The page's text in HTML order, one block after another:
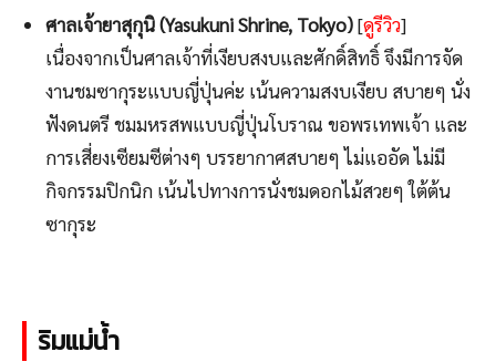
ศาลเจ้ายาสุกุนิ (Yasukuni Shrine, Tokyo)[ดูรีวิว]
เนื่องจากเป็นศาลเจ้าที่เงียบสงบและศักดิ์สิทธิ์ จึงมีการจัด
งานชมซากุระแบบญี่ปุ่นค่ะ เน้นความสงบเงียบ สบายๆ นั่ง
ฟังดนตรี ชมมหรสพแบบญี่ปุ่นโบราณ ขอพรเทพเจ้า และ
การเสี่ยงเซียมซีต่างๆ บรรยากาศสบายๆ ไม่แออัด ไม่มี
กิจกรรมปิกนิก เน้นไปทางการนั่งชมดอกไม้สวยๆ ใต้ต้น
ซากุระ
ริมแม่น้ำ